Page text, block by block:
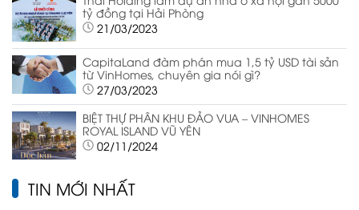
tỷ đồng tại Hải Phòng
21/03/2023
CapitaLand đàm phán mua 1,5 tỷ USD tài sản
từ VinHomes, chuyên gia nói gì?
27/03/2023
BIỆT THỰ PHÂN KHU ĐẢO VUA – VINHOMES
ROYAL ISLAND VŨ YÊN
02/11/2024
TIN MỚI NHẤT